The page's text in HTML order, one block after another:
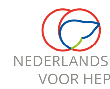
VOOR